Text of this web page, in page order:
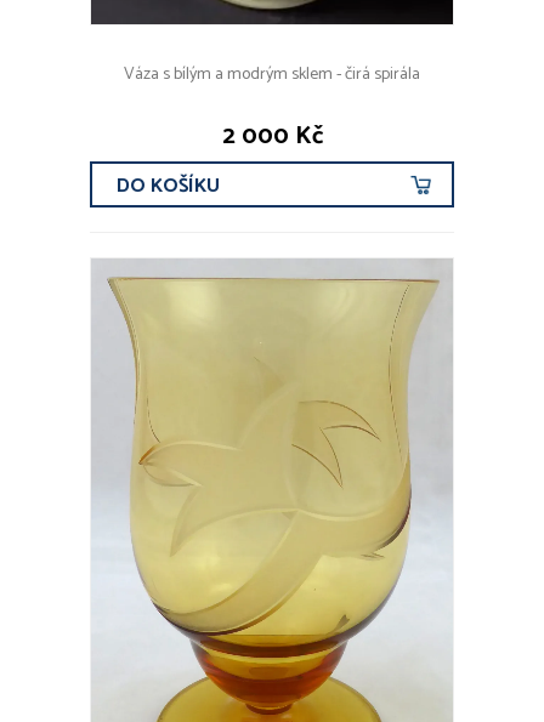
Váza s bílým a modrým sklem - čirá spirála
2 000 Kč
DO KOŠÍKU